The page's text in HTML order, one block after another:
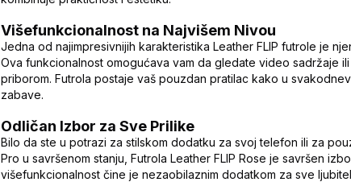
Višefunkcionalnost na Najvišem Nivou
Jedna od najimpresivnijih karakteristika Leather FLIP futrole je
Ova funkcionalnost omogućava vam da gledate video sadržaje
priborom. Futrola postaje vaš pouzdan pratilac kako u
zabave.
Odličan Izbor za Sve Prilike
Bilo da ste u potrazi za stilskom dodatku za svoj telefon ili za
Pro u savršenom stanju, Futrola Leather FLIP Rose je savršen
višefunkcionalnost čine je nezaobilaznim dodatkom za sve